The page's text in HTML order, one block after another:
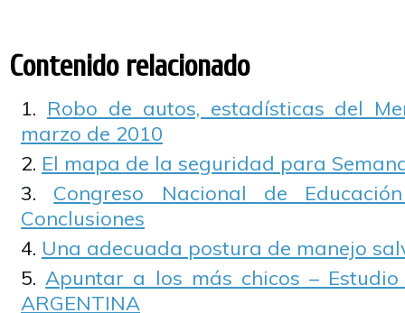
Contenido relacionado
Robo de autos, estadísticas del
marzo de 2010
El mapa de la seguridad para
Congreso Nacional de
Conclusiones
Una adecuada postura de manejo
Apuntar a los más chicos – Estudio
ARGENTINA